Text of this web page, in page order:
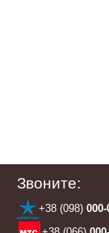
Звоните:
+38 (098) 000-